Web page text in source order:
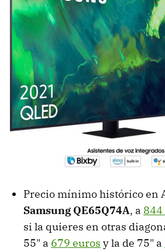
Precio mínimo histórico en
Samsung QE65Q74A, a 844
si la quieres en otras
55" a 679 euros y la de 75" a